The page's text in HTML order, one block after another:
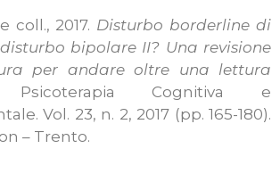
coll., 2017. Disturbo borderline di
bipolare II? Una revisione
per andare oltre una lettura
Cognitiva e
Vol. 23, n. 2, 2017 (pp. 165-180).
– Trento.